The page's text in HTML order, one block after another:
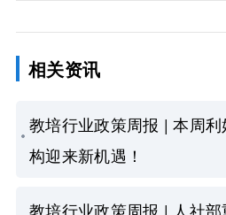
相关资讯
教培行业政策周报 | 本周
构迎来新机遇！
教培行业政策周报 | 人社